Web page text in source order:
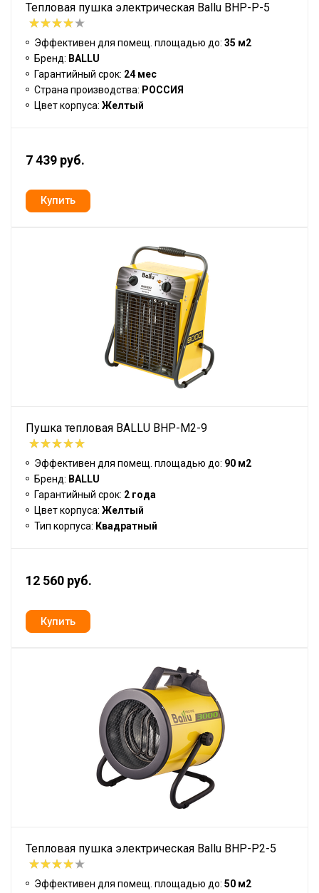
Тепловая пушка электрическая Ballu BHP-P-5
Эффективен для помещ. площадью до: 35 м2
Бренд: BALLU
Гарантийный срок: 24 мес
Страна производства: РОССИЯ
Цвет корпуса: Желтый
7 439 руб.
Пушка тепловая BALLU BHP-M2-9
Эффективен для помещ. площадью до: 90 м2
Бренд: BALLU
Гарантийный срок: 2 года
Цвет корпуса: Желтый
Тип корпуса: Квадратный
12 560 руб.
Тепловая пушка электрическая Ballu BHP-P2-5
Эффективен для помещ. площадью до: 50 м2